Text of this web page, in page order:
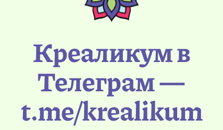
Креаликум в
Телеграм —
t.me/krealikum